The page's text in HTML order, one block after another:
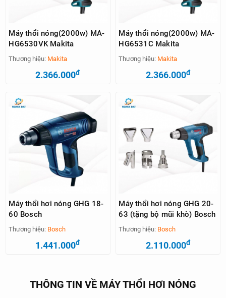
Máy thổi nóng(2000w) MA-
HG6530VK Makita
Thương hiệu: Makita
2.366.000đ
Máy thổi nóng(2000w) MA-
HG6531C Makita
Thương hiệu: Makita
2.366.000đ
Máy thổi hơi nóng GHG 18-
60 Bosch
Thương hiệu: Bosch
1.441.000đ
Máy thổi hơi nóng GHG 20-
63 (tặng bộ mũi khò) Bosch
Thương hiệu: Bosch
2.110.000đ
THÔNG TIN VỀ MÁY THỔI HƠI NÓNG